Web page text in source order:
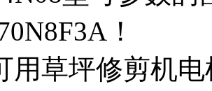
！
用草坪修剪机电